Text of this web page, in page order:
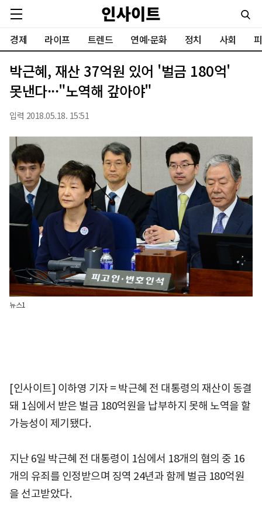
경제 라이프 트렌드 연예·문화 정치 사회
박근혜, 재산 37억원 있어 '벌금 180억'
못낸다···"노역해 갚아야"
입력 2018.05.18. 15:51
뉴스1
[인사이트] 이하영 기자 = 박근혜 전 대통령의 재산이 동결
돼 1심에서 받은 벌금 180억원을 납부하지 못해 노역을 할
가능성이 제기됐다.
지난 6일 박근혜 전 대통령이 1심에서 18개의 혐의 중 16
개의 유죄를 인정받으며 징역 24년과 함께 벌금 180억원
을 선고받았다.